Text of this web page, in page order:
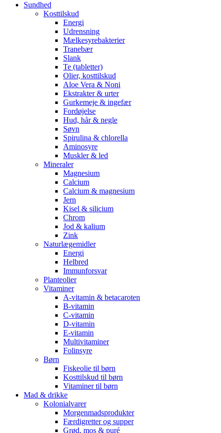
Sundhed
Kosttilskud
Energi
Udrensning
Mælkesyrebakterier
Tranebær
Slank
Te (tabletter)
Olier, kosttilskud
Aloe Vera & Noni
Ekstrakter & urter
Gurkemeje & ingefær
Fordøjelse
Hud, hår & negle
Søvn
Spirulina & chlorella
Aminosyre
Muskler & led
Mineraler
Magnesium
Calcium
Calcium & magnesium
Jern
Kisel & silicium
Chrom
Jod & kalium
Zink
Naturlægemidler
Energi
Helbred
Immunforsvar
Planteolier
Vitaminer
A-vitamin & betacaroten
B-vitamin
C-vitamin
D-vitamin
E-vitamin
Multivitaminer
Folinsyre
Børn
Fiskeolie til børn
Kosttilskud til børn
Vitaminer til børn
Mad & drikke
Kolonialvarer
Morgenmadsprodukter
Færdigretter og supper
Grød, mos & puré